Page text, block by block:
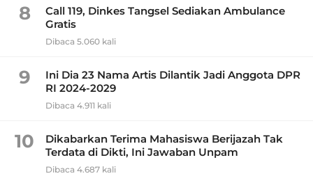
8
Call 119, Dinkes Tangsel Sediakan Ambulance
Gratis
Dibaca 5.060 kali
9
Ini Dia 23 Nama Artis Dilantik Jadi Anggota DPR
RI 2024-2029
Dibaca 4.911 kali
10
Dikabarkan Terima Mahasiswa Berijazah Tak
Terdata di Dikti, Ini Jawaban Unpam
Dibaca 4.687 kali